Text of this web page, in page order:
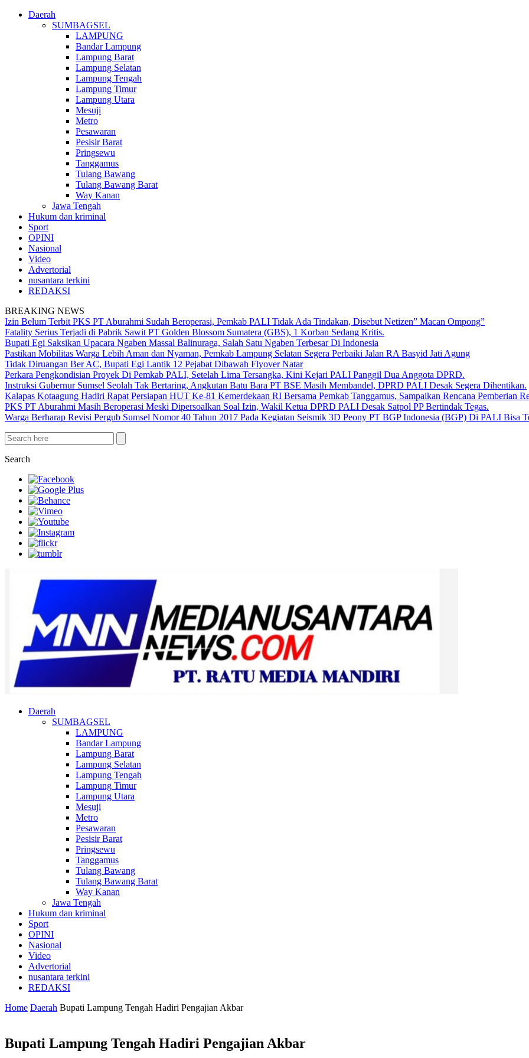
Daerah
SUMBAGSEL
LAMPUNG
Bandar Lampung
Lampung Barat
Lampung Selatan
Lampung Tengah
Lampung Timur
Lampung Utara
Mesuji
Metro
Pesawaran
Pesisir Barat
Pringsewu
Tanggamus
Tulang Bawang
Tulang Bawang Barat
Way Kanan
Jawa Tengah
Hukum dan kriminal
Sport
OPINI
Nasional
Video
Advertorial
nusantara terkini
REDAKSI
BREAKING NEWS
Izin Belum Terbit PKS PT Aburahmi Sudah Beroperasi, Pemkab PALI Tidak Ada Tindakan, Disebut Netizen” Macan Ompong”
Fatality Serius Terjadi di Pabrik Sawit PT Golden Blossom Sumatera (GBS), 1 Korban Sedang Kritis.
Bupati Egi Saksikan Upacara Ngaben Massal Balinuraga, Salah Satu Ngaben Terbesar Di Indonesia
Pastikan Mobilitas Warga Lebih Aman dan Nyaman, Pemkab Lampung Selatan Segera Perbaiki Jalan RA Basyid Jati Agung
Tidak Diruangan Ber AC, Bupati Egi Lantik 12 Pejabat Dibawah Flyover Natar
Perkara Pengkondisian Proyek Di Pemkab PALI, Setelah Lima Tersangka, Kini Kejari PALI Panggil Dua Anggota DPRD.
Instruksi Gubernur Sumsel Seolah Tak Bertaring, Angkutan Batu Bara PT BSE Masih Membandel, DPRD PALI Desak Segera Dihentikan.
Kalapas Kotaagung Hadiri Rapat Persiapan HUT Ke-81 Kemerdekaan RI Bersama Pemkab Tanggamus, Sampaikan Rencana Pemberian
PKS PT Aburahmi Masih Beroperasi Meski Dipersoalkan Soal Izin, Wakil Ketua DPRD PALI Desak Satpol PP Bertindak Tegas.
Warga Berharap Revisi Pergub Sumsel Nomor 40 Tahun 2017 Pada Kegiatan Seismik 3D Peony PT BGP Indonesia (BGP) Di PALI Bisa
Search
Daerah
SUMBAGSEL
LAMPUNG
Bandar Lampung
Lampung Barat
Lampung Selatan
Lampung Tengah
Lampung Timur
Lampung Utara
Mesuji
Metro
Pesawaran
Pesisir Barat
Pringsewu
Tanggamus
Tulang Bawang
Tulang Bawang Barat
Way Kanan
Jawa Tengah
Hukum dan kriminal
Sport
OPINI
Nasional
Video
Advertorial
nusantara terkini
REDAKSI
Home Daerah Bupati Lampung Tengah Hadiri Pengajian Akbar
Bupati Lampung Tengah Hadiri Pengajian Akbar